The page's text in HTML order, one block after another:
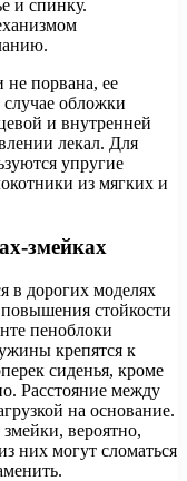
и спинку.
не порвана, ее
обложки
и внутренней
лекал. Для
упругие
из мягких и
змейках
в дорогих моделях
стойкости
пеноблоки
крепятся к
сиденья, кроме
Расстояние между
на основание.
вероятно,
них могут сломаться